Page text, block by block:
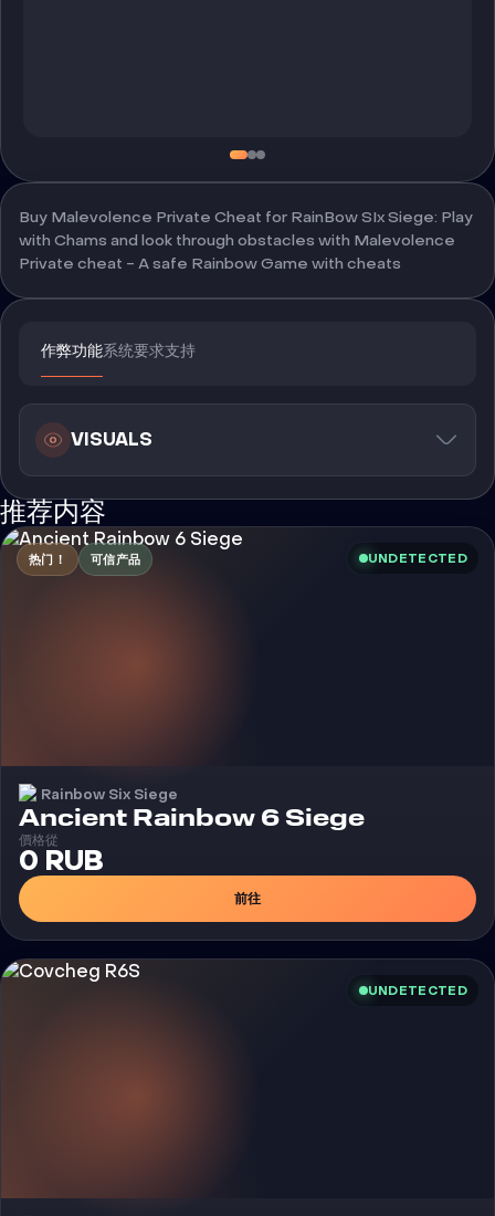
Buy Malevolence Private Cheat for RainBow SIx Siege: Play
with Chams and look through obstacles with Malevolence
Private cheat - A safe Rainbow Game with cheats
作弊功能系统要求支持
VISUALS
推荐内容
热门！ 可信产品 UNDETECTED
Rainbow Six Siege
Ancient Rainbow 6 Siege外挂
價格從
0 RUB
前往
UNDETECTED